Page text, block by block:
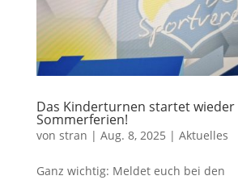
Das Kinderturnen startet wieder
Sommerferien!
von stran | Aug. 8, 2025 | Aktuelles
Ganz wichtig: Meldet euch bei den